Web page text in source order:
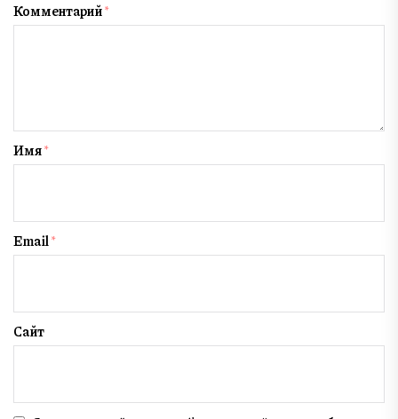
Комментарий*
Имя*
Email*
Сайт